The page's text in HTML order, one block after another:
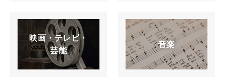
映画・テレビ・
芸能
音楽